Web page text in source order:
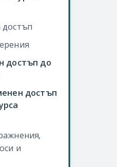
достъп
достъп до
достъп
и